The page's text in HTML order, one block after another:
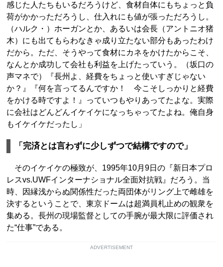
感じた人たちもいるだろうけど、食材自体にもちょっと負
荷がかかっただろうし、仕入れにも値が張っただろうし。
（ハルク・）ホーガンとか、あるいは会長（アントニオ猪
木）にも出てもらわなきゃ成り立たない部分もあったわけ
だから。ただ、そうやって食材にカネをかけたからこそ、
なんとか成功して会社も利益を上げたっていう。（坂口の
声マネで）『長州よ、経費をちょっと使いすぎじゃない
か？』『何を言ってるんですか！ 今こそしっかりと経費
をかける時ですよ！』っていつもやりあってたよな。実際
に会社はどんどんイケイケになっちゃってたよね。俺自身
もイケイケだったし」
「完済とは言わずに少しずつで結構ですので」
そのイケイケの極致が、1995年10月9日の『新日本プロ
レスvs.UWFインターナショナル全面対抗戦』だろう。当
時、因縁浅からぬ関係性だった両団体がリング上で雌雄を
決するということで、東京ドームは超満員札止めの観衆を
集める。長州の現場監督としての手腕が最大限に評価され
た“仕事”である。
ADVERTISEMENT